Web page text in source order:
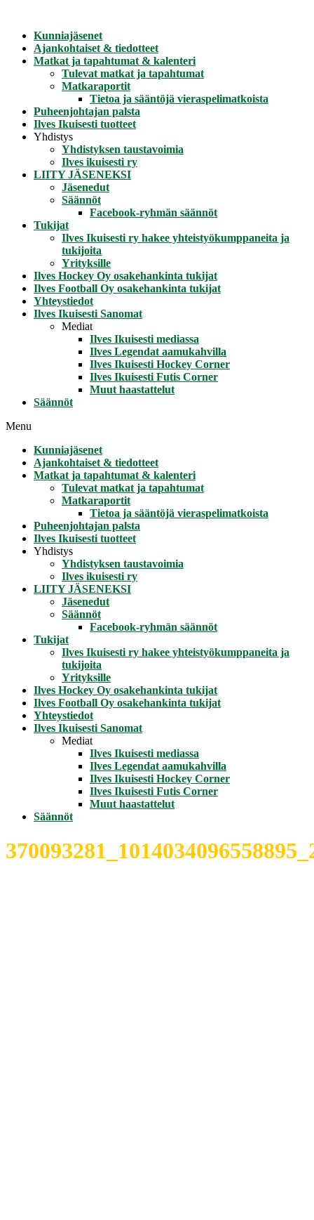
Kunniajäsenet
Ajankohtaiset & tiedotteet
Matkat ja tapahtumat & kalenteri
Tulevat matkat ja tapahtumat
Matkaraportit
Tietoa ja sääntöjä vieraspelimatkoista
Puheenjohtajan palsta
Ilves Ikuisesti tuotteet
Yhdistys
Yhdistyksen taustavoimia
Ilves ikuisesti ry
LIITY JÄSENEKSI
Jäsenedut
Säännöt
Facebook-ryhmän säännöt
Tukijat
Ilves Ikuisesti ry hakee yhteistyökumppaneita ja
tukijoita
Yrityksille
Ilves Hockey Oy osakehankinta tukijat
Ilves Football Oy osakehankinta tukijat
Yhteystiedot
Ilves Ikuisesti Sanomat
Mediat
Ilves Ikuisesti mediassa
Ilves Legendat aamukahvilla
Ilves Ikuisesti Hockey Corner
Ilves Ikuisesti Futis Corner
Muut haastattelut
Säännöt
Menu
Kunniajäsenet
Ajankohtaiset & tiedotteet
Matkat ja tapahtumat & kalenteri
Tulevat matkat ja tapahtumat
Matkaraportit
Tietoa ja sääntöjä vieraspelimatkoista
Puheenjohtajan palsta
Ilves Ikuisesti tuotteet
Yhdistys
Yhdistyksen taustavoimia
Ilves ikuisesti ry
LIITY JÄSENEKSI
Jäsenedut
Säännöt
Facebook-ryhmän säännöt
Tukijat
Ilves Ikuisesti ry hakee yhteistyökumppaneita ja
tukijoita
Yrityksille
Ilves Hockey Oy osakehankinta tukijat
Ilves Football Oy osakehankinta tukijat
Yhteystiedot
Ilves Ikuisesti Sanomat
Mediat
Ilves Ikuisesti mediassa
Ilves Legendat aamukahvilla
Ilves Ikuisesti Hockey Corner
Ilves Ikuisesti Futis Corner
Muut haastattelut
Säännöt